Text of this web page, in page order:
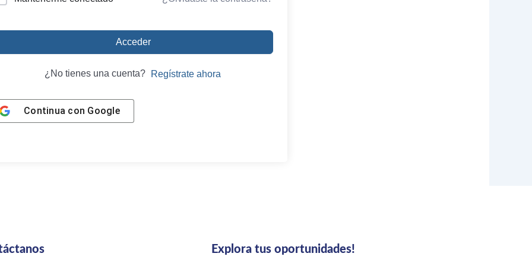
Acceder
¿No tienes una cuenta? Regístrate ahora
Continua con Google
Explora tus oportunidades!